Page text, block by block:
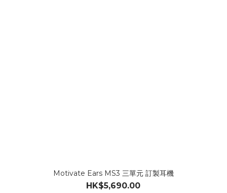
Motivate Ears MS3 三單元 訂製耳機
HK$5,690.00